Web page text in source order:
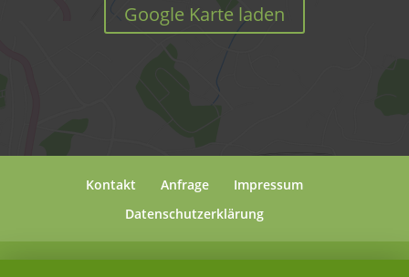
Google Karte laden
Kontakt Anfrage
Impressum
Datenschutzerklärung